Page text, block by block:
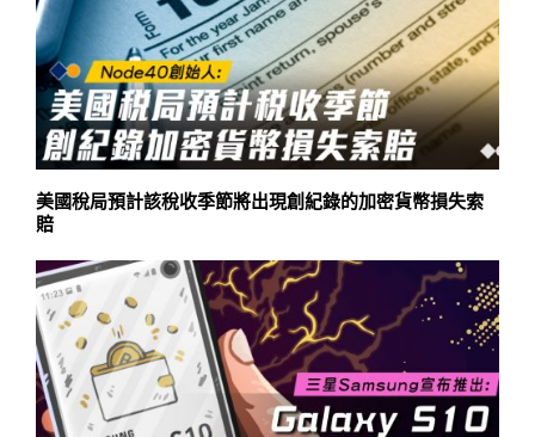
美國稅局預計該稅收季節將出現創紀錄的加密貨幣損失索
賠